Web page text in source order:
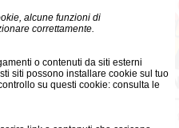
alcune funzioni di
correttamente.
o contenuti da siti esterni
siti possono installare cookie sul tuo
su questi cookie: consulta le